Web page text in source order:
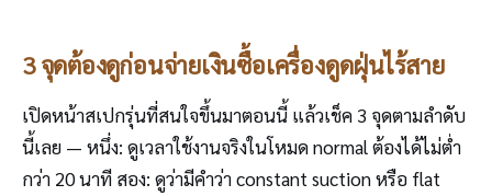
3 จุดต้องดูก่อนจ่ายเงินซื้อเครื่องดูดฝุ่นไร้สาย
เปิดหน้าสเปกรุ่นที่สนใจขึ้นมาตอนนี้ แล้วเช็ค 3 จุดตามลำดับ
นี้เลย — หนึ่ง: ดูเวลาใช้งานจริงในโหมด normal ต้องได้ไม่ต่ำ
กว่า 20 นาที สอง: ดูว่ามีคำว่า constant suction หรือ flat